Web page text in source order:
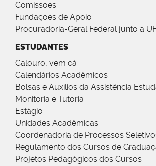
Comissões
Fundações de Apoio
Procuradoria-Geral Federal junto a
ESTUDANTES
Calouro, vem cá
Calendários Acadêmicos
Bolsas e Auxílios da Assistência
Monitoria e Tutoria
Estágio
Unidades Acadêmicas
Coordenadoria de Processos
Regulamento dos Cursos de
Projetos Pedagógicos dos Cursos